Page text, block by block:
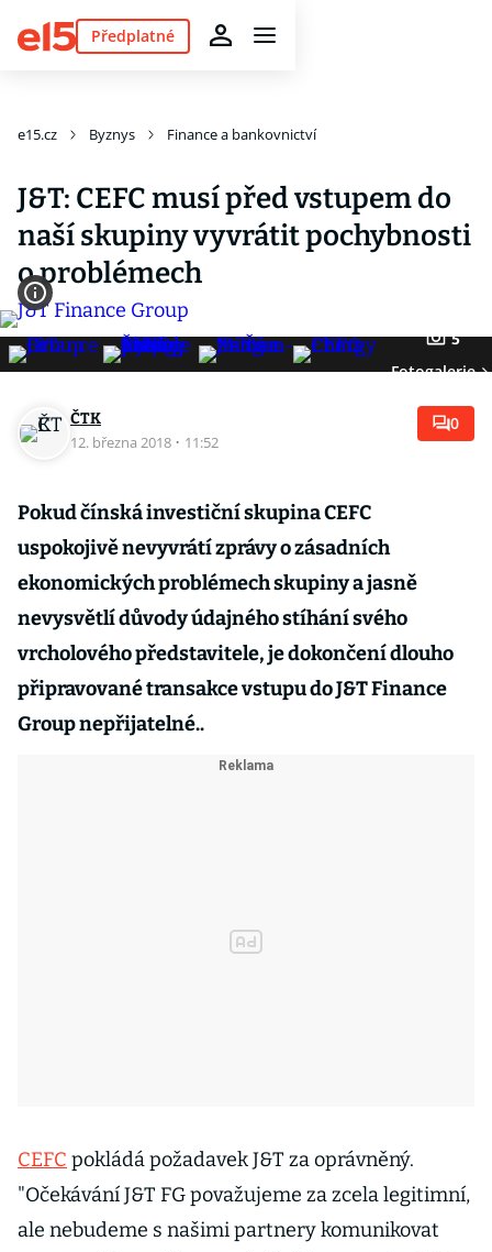
Předplatné
e15.cz Byznys Finance a bankovnictví
J&T: CEFC musí před vstupem do
naší skupiny vyvrátit pochybnosti
o problémech
5
Fotogalerie
ČTK
12. března 2018 · 11:52
0
Pokud čínská investiční skupina CEFC
uspokojivě nevyvrátí zprávy o zásadních
ekonomických problémech skupiny a jasně
nevysvětlí důvody údajného stíhání svého
vrcholového představitele, je dokončení dlouho
připravované transakce vstupu do J&T Finance
Group nepřijatelné..
CEFC pokládá požadavek J&T za oprávněný.
"Očekávání J&T FG považujeme za zcela legitimní,
ale nebudeme s našimi partnery komunikovat